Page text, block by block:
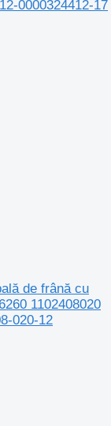
0000324412-17
de frână cu
1102408020
020-12